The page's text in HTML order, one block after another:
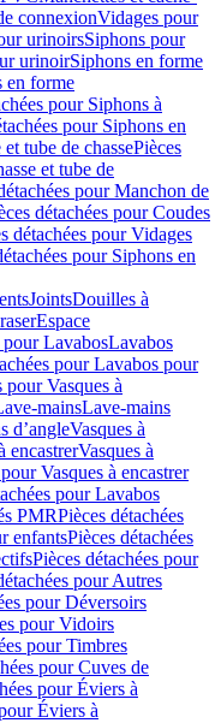
connexionVidages pour
urinoirsSiphons pour
urinoirSiphons en forme
en forme
pour Siphons à
pour Siphons en
tube de chassePièces
et tube de
pour Manchon de
détachées pour Coudes
détachées pour Vidages
pour Siphons en
JointsDouilles à
Espace
pour LavabosLavabos
pour Lavabos pour
pour Vasques à
mainsLave-mains
d’angleVasques à
encastrerVasques à
Vasques à encastrer
pour Lavabos
PMRPièces détachées
enfantsPièces détachées
Pièces détachées pour
pour Autres
pour Déversoirs
pour Vidoirs
pour Timbres
pour Cuves de
pour Éviers à
Éviers à